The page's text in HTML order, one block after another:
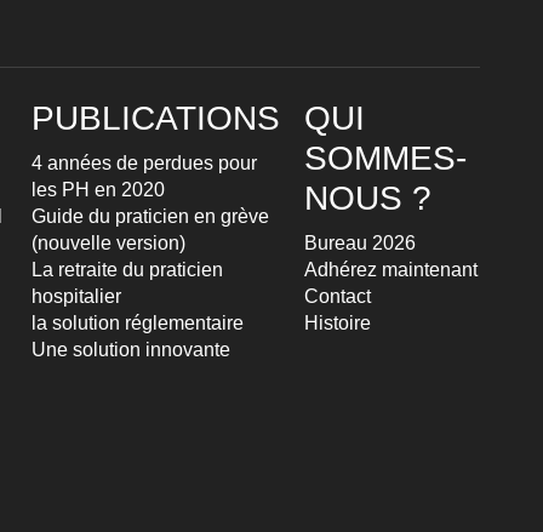
PUBLICATIONS
4 années de perdues pour
les PH en 2020
Guide du praticien en grève
(nouvelle version)
La retraite du praticien
hospitalier
la solution réglementaire
Une solution innovante
QUI
SOMMES-
NOUS ?
Bureau 2026
Adhérez maintenant
Contact
Histoire